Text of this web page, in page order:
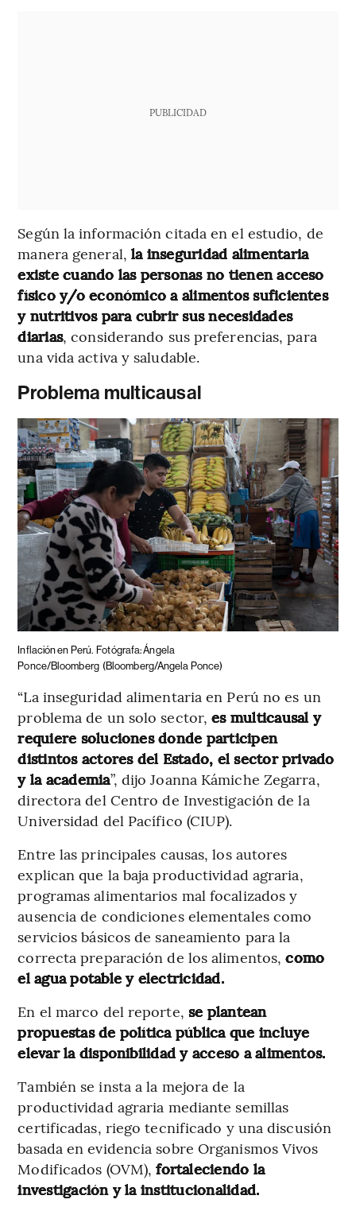
PUBLICIDAD
Según la información citada en el estudio, de
manera general, la inseguridad alimentaria
existe cuando las personas no tienen acceso
físico y/o económico a alimentos suficientes
y nutritivos para cubrir sus necesidades
diarias, considerando sus preferencias, para
una vida activa y saludable.
Problema multicausal
Inflación en Perú. Fotógrafa: Ángela
Ponce/Bloomberg (Bloomberg/Angela Ponce)
“La inseguridad alimentaria en Perú no es un
problema de un solo sector,es multicausal y
requiere soluciones donde participen
distintos actores del Estado, el sector privado
y la academia”, dijo Joanna Kámiche Zegarra,
directora del Centro de Investigación de la
Universidad del Pacífico (CIUP).
Entre las principales causas, los autores
explican que la baja productividad agraria,
programas alimentarios mal focalizados y
ausencia de condiciones elementales como
servicios básicos de saneamiento para la
correcta preparación de los alimentos,como
el agua potable y electricidad.
En el marco del reporte, se plantean
propuestas de política pública que incluye
elevar la disponibilidad y acceso a alimentos.
También se insta a la mejora de la
productividad agraria mediante semillas
certificadas, riego tecnificado y una discusión
basada en evidencia sobre Organismos Vivos
Modificados (OVM),fortaleciendo la
investigación y la institucionalidad.